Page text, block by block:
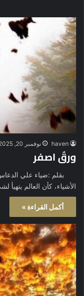
haven نوفمبر 20, 2025
ورقٌ اصفر
بقلم :ضياء علي
الأشياء، كأن العالم يتهيأ
أكمل القراءة »